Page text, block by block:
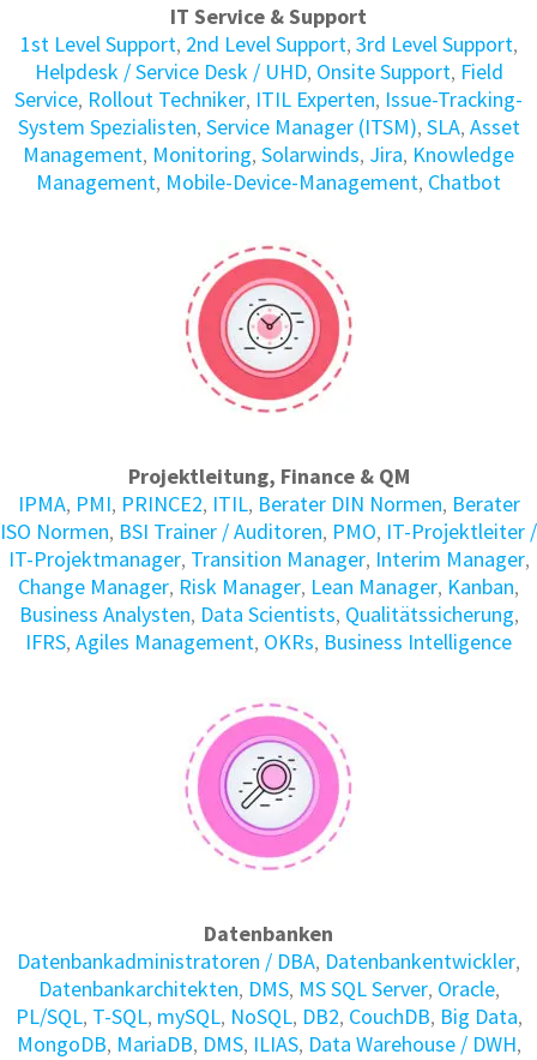
IT Service & Support
1st Level Support, 2nd Level Support, 3rd Level Support,
Helpdesk / Service Desk / UHD, Onsite Support, Field
Service, Rollout Techniker, ITIL Experten, Issue-Tracking-
System Spezialisten, Service Manager (ITSM), SLA, Asset
Management, Monitoring, Solarwinds, Jira, Knowledge
Management, Mobile-Device-Management, Chatbot
Projektleitung, Finance & QM
IPMA, PMI, PRINCE2, ITIL, Berater DIN Normen, Berater
ISO Normen, BSI Trainer / Auditoren, PMO, IT-Projektleiter /
IT-Projektmanager, Transition Manager, Interim Manager,
Change Manager, Risk Manager, Lean Manager, Kanban,
Business Analysten, Data Scientists, Qualitätssicherung,
IFRS, Agiles Management, OKRs, Business Intelligence
Datenbanken
Daten­bank­administratoren / DBA, Daten­bank­entwickler,
Daten­bank­architekten, DMS, MS SQL Server, Oracle,
PL/SQL, T-SQL, mySQL, NoSQL, DB2, CouchDB, Big Data,
MongoDB, MariaDB, DMS, ILIAS, Data Warehouse / DWH,